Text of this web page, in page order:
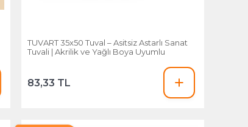
TUVART 35x50 Tuval – Asitsiz Astarlı Sanat
Tuvali | Akrilik ve Yağlı Boya Uyumlu
83,33 TL